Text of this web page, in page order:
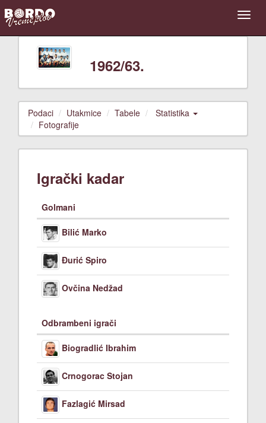
1962/63.
Podaci Utakmice Tabele
Statistika
Fotografije
Igrački kadar
Golmani
Bilić Marko
Đurić Spiro
Ovčina Nedžad
Odbrambeni igrači
Biogradlić Ibrahim
Crnogorac Stojan
Fazlagić Mirsad